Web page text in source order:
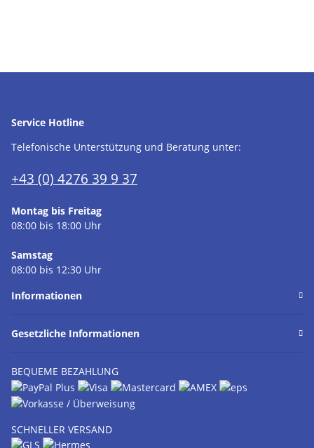
Service Hotline
Telefonische Unterstützung und Beratung unter:
+43 (0) 4276 39 9 37
Montag bis Freitag
08:00 bis 18:00 Uhr
Samstag
08:00 bis 12:30 Uhr
Informationen
Gesetzliche Informationen
BEQUEME BEZAHLUNG
SCHNELLER VERSAND